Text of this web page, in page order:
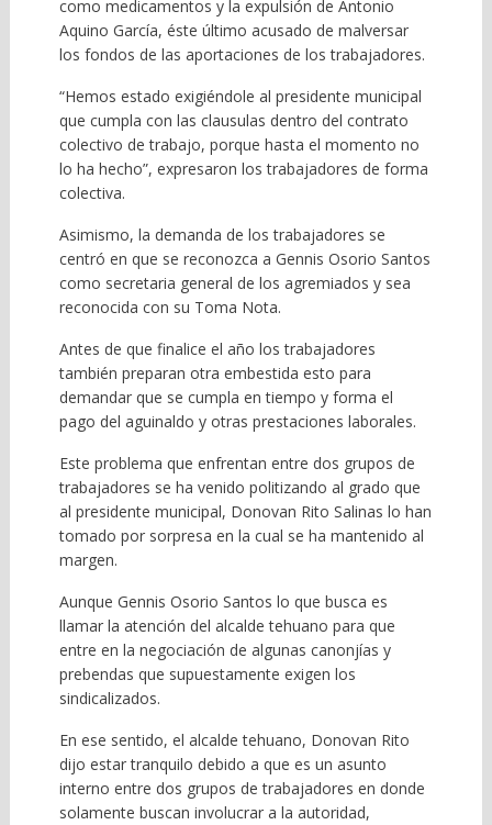
como medicamentos y la expulsión de Antonio
Aquino García, éste último acusado de malversar
los fondos de las aportaciones de los trabajadores.
“Hemos estado exigiéndole al presidente municipal
que cumpla con las clausulas dentro del contrato
colectivo de trabajo, porque hasta el momento no
lo ha hecho”, expresaron los trabajadores de forma
colectiva.
Asimismo, la demanda de los trabajadores se
centró en que se reconozca a Gennis Osorio Santos
como secretaria general de los agremiados y sea
reconocida con su Toma Nota.
Antes de que finalice el año los trabajadores
también preparan otra embestida esto para
demandar que se cumpla en tiempo y forma el
pago del aguinaldo y otras prestaciones laborales.
Este problema que enfrentan entre dos grupos de
trabajadores se ha venido politizando al grado que
al presidente municipal, Donovan Rito Salinas lo han
tomado por sorpresa en la cual se ha mantenido al
margen.
Aunque Gennis Osorio Santos lo que busca es
llamar la atención del alcalde tehuano para que
entre en la negociación de algunas canonjías y
prebendas que supuestamente exigen los
sindicalizados.
En ese sentido, el alcalde tehuano, Donovan Rito
dijo estar tranquilo debido a que es un asunto
interno entre dos grupos de trabajadores en donde
solamente buscan involucrar a la autoridad,